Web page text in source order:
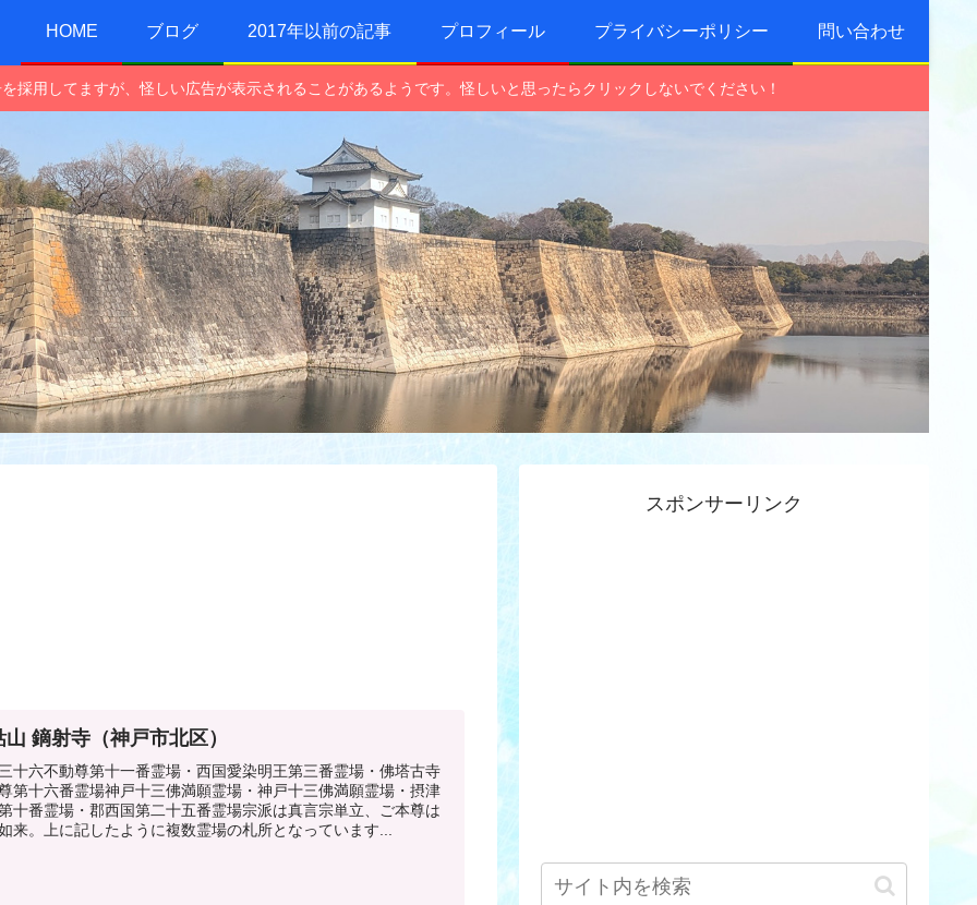
HOME ブログ 2017年以前の記事 プロフィール プライバシーポリシー 問い合わせ
採用してますが、怪しい広告が表示されることがあるようです。怪しいと思ったらクリックしないでください！
山 鏑射寺（神戸市北区）
十六不動尊第十一番霊場・西国愛染明王第三番霊場・佛塔古寺
第十六番霊場神戸十三佛満願霊場・神戸十三佛満願霊場・摂津
十番霊場・郡西国第二十五番霊場宗派は真言宗単立、ご本尊は
来。上に記したように複数霊場の札所となっています...
スポンサーリンク